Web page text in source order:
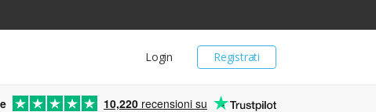
Registrati
Login
10,220 recensioni su